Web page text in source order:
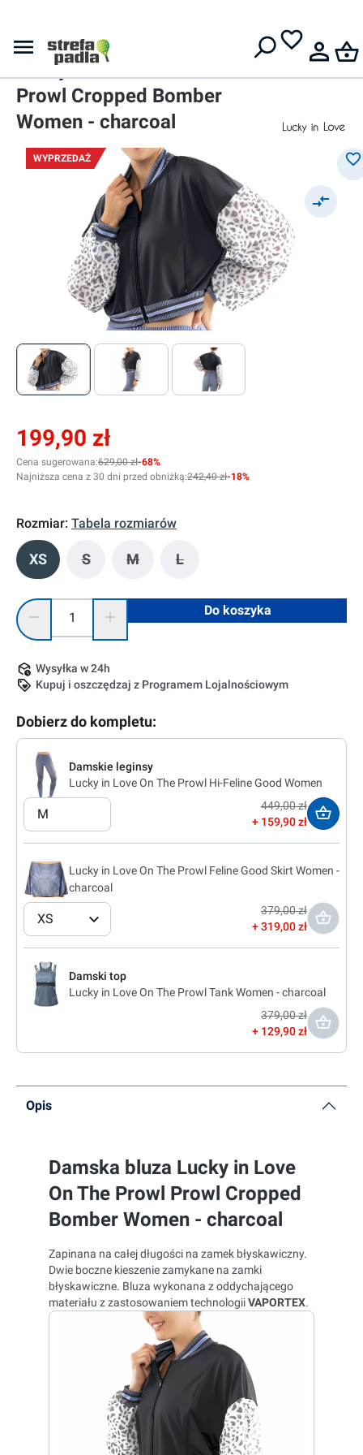
Damska bluza
Lucky in Love On The Prowl
Prowl Cropped Bomber
Women - charcoal
WYPRZEDAŻ
199,90 zł
Cena sugerowana:629,00 zł-68%
Najniższa cena z 30 dni przed obniżką:242,40 zł-18%
Rozmiar: Tabela rozmiarów
XS S(Ta opcja jest obecnie niedostępna.)
M(Ta opcja jest obecnie niedostępna.)
L(Ta opcja jest obecnie
Ilość produktu: Wprowadź żądaną ilość lub użyj
Do koszyka
Wysyłka w 24h
Kupuj i oszczędzaj z Programem Lojalnościowym
Dobierz do kompletu:
Damskie leginsy
Lucky in Love On The Prowl Hi-Feline Good Women
M
449,00 zł
159,90 zł
Lucky in Love On The Prowl Feline Good Skirt Women -
charcoal
XS
379,00 zł
319,00 zł
Damski top
Lucky in Love On The Prowl Tank Women - charcoal
379,00 zł
129,90 zł
Opis
Damska bluza Lucky in Love
On The Prowl Prowl Cropped
Bomber Women - charcoal
Zapinana na całej długości na zamek błyskawiczny.
Dwie boczne kieszenie zamykane na zamki
błyskawiczne. Bluza wykonana z oddychającego
materiału z zastosowaniem technologiiVAPORTEX.